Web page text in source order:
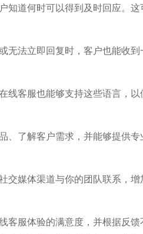
道何时可以得到及时回应。这
法立即回复时，客户也能收到
客服也能够支持这些语言，以
了解客户需求，并能够提供专
媒体渠道与你的团队联系，增
服体验的满意度，并根据反馈